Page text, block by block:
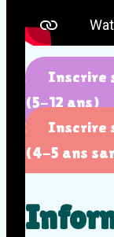
Inscrire
(5-12 ans)
Inscrire
(4-5 ans